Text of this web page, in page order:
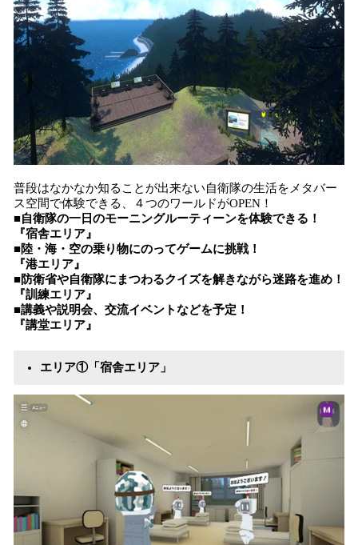
普段はなかなか知ることが出来ない自衛隊の生活をメタバー
ス空間で体験できる、４つのワールドがOPEN！
■自衛隊の一日のモーニングルーティーンを体験できる！
『宿舎エリア』
■陸・海・空の乗り物にのってゲームに挑戦！
『港エリア』
■防衛省や自衛隊にまつわるクイズを解きながら迷路を進め！
『訓練エリア』
■講義や説明会、交流イベントなどを予定！
『講堂エリア』
エリア①「宿舎エリア」